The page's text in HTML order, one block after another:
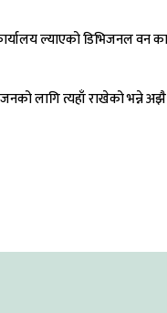
ल्याएको डिभिजनल
लागि त्यहाँ राखेको